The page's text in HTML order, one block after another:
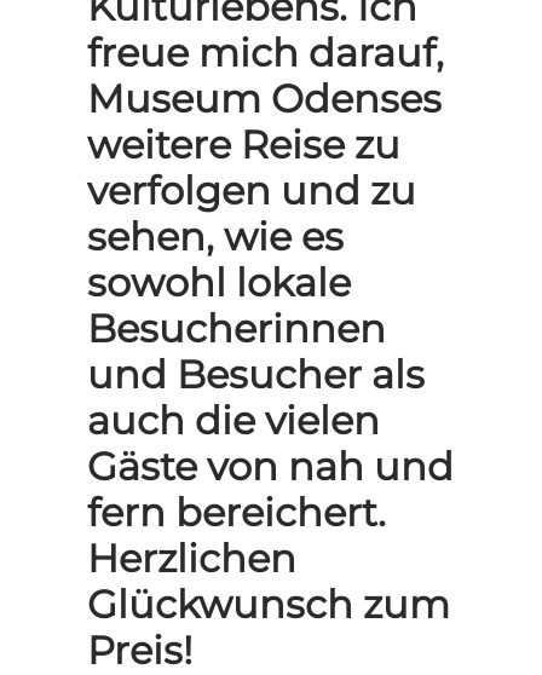
freue mich darauf,
Museum Odenses
weitere Reise zu
verfolgen und zu
sehen, wie es
sowohl lokale
Besucherinnen
und Besucher als
auch die vielen
Gäste von nah und
fern bereichert.
Herzlichen
Glückwunsch zum
Preis!